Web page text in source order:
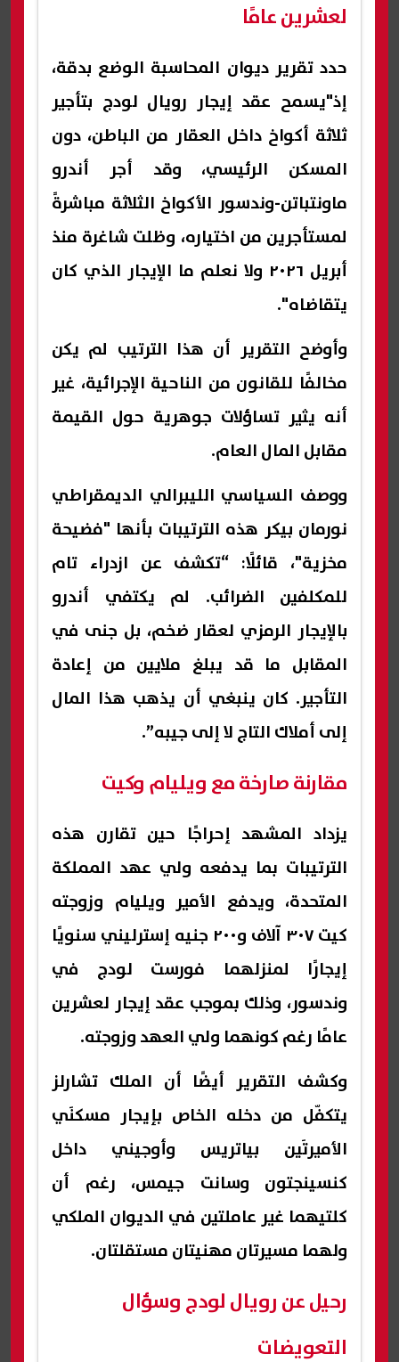
لعشرين عامًا
حدد تقرير ديوان المحاسبة الوضع بدقة،
إذ"يسمح عقد إيجار رويال لودج بتأجير
ثلاثة أكواخ داخل العقار من الباطن، دون
المسكن الرئيسي، وقد أجر أندرو
ماونتباتن-وندسور الأكواخ الثلاثة مباشرةً
لمستأجرين من اختياره، وظلت شاغرة منذ
أبريل ٢٠٢٦ ولا نعلم ما الإيجار الذي كان
يتقاضاه".
وأوضح التقرير أن هذا الترتيب لم يكن
مخالفًا للقانون من الناحية الإجرائية، غير
أنه يثير تساؤلات جوهرية حول القيمة
مقابل المال العام.
ووصف السياسي الليبرالي الديمقراطي
نورمان بيكر هذه الترتيبات بأنها "فضيحة
مخزية"، قائلًا: “تكشف عن ازدراء تام
للمكلفين الضرائب. لم يكتفي أندرو
بالإيجار الرمزي لعقار ضخم، بل جنى في
المقابل ما قد يبلغ ملايين من إعادة
التأجير. كان ينبغي أن يذهب هذا المال
إلى أملاك التاج لا إلى جيبه”.
مقارنة صارخة مع ويليام وكيت
يزداد المشهد إحراجًا حين تقارن هذه
الترتيبات بما يدفعه ولي عهد المملكة
المتحدة، ويدفع الأمير ويليام وزوجته
كيت ٣٠٧ آلاف و٢٠٠ جنيه إسترليني سنويًا
إيجارًا لمنزلهما فورست لودج في
وندسور، وذلك بموجب عقد إيجار لعشرين
عامًا رغم كونهما ولي العهد وزوجته.
وكشف التقرير أيضًا أن الملك تشارلز
يتكفّل من دخله الخاص بإيجار مسكنَي
الأميرتَين بياتريس وأوجيني داخل
كنسينجتون وسانت جيمس، رغم أن
كلتيهما غير عاملتين في الديوان الملكي
ولهما مسيرتان مهنيتان مستقلتان.
رحيل عن رويال لودج وسؤال
التعويضات